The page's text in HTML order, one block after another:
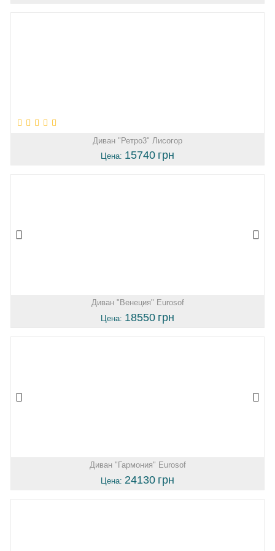
Диван "Ретро3" Лисогор
Цена: 15740 грн
Диван "Венеция" Eurosof
Цена: 18550 грн
Диван "Гармония" Eurosof
Цена: 24130 грн